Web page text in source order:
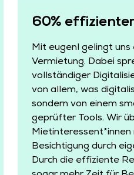
60%
Mit eugen! gelingt
Vermietung. Dabei
vollständiger
von allem, was
sondern von einem
geprüfter Tools. Wir
Mietinteressent*innen
Besichtigung durch
Durch die effiziente